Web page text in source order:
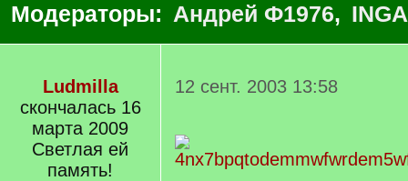
Модераторы: Андрей Ф1976,
Ludmilla
скончалась 16
марта 2009
Светлая ей
память!
12 сент. 2003 13:58